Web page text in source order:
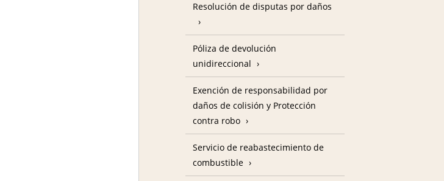
Resolución de disputas por daños
Póliza de devolución
unidireccional
Exención de responsabilidad por
daños de colisión y Protección
contra robo
Servicio de reabastecimiento de
combustible